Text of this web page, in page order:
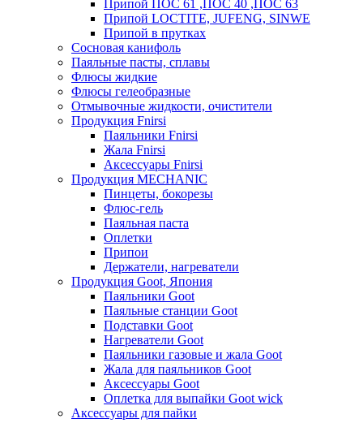
Припой ПОС 61 ,ПОС 40 ,ПОС 63
Припой LOCTITE, JUFENG, SINWE
Припой в прутках
Сосновая канифоль
Паяльные пасты, сплавы
Флюсы жидкие
Флюсы гелеобразные
Отмывочные жидкости, очистители
Продукция Fnirsi
Паяльники Fnirsi
Жала Fnirsi
Аксессуары Fnirsi
Продукция MECHANIC
Пинцеты, бокорезы
Флюс-гель
Паяльная паста
Оплетки
Припои
Держатели, нагреватели
Продукция Goot, Япония
Паяльники Goot
Паяльные станции Goot
Подставки Goot
Нагреватели Goot
Паяльники газовые и жала Goot
Жала для паяльников Goot
Аксессуары Goot
Оплетка для выпайки Goot wick
Аксессуары для пайки